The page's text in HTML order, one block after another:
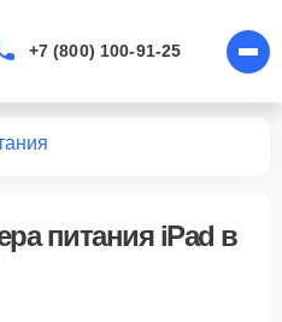
+7 (800) 100-91-25
питания iPad в